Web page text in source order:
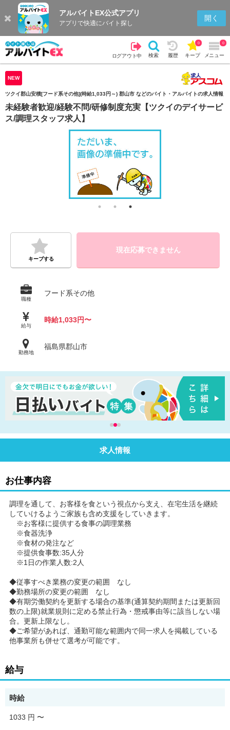
アルバイトEX公式アプリ
アプリで快適にバイト探し
開く
ログアウト中 検索 履歴 キープ
0
メニュー
0
検索 履歴
NEW
ツクイ郡山安積[フード系その他](時給1,033円～) 郡山市 などのバイト・アルバイトの求人情報
未経験者歓迎/経験不問/研修制度充実【ツクイのデイサービ
ス/調理スタッフ求人】
キープする
現在応募できません
職種
フード系その他
給与
時給1,033円〜
勤務地
福島県郡山市
求人情報
お仕事内容
調理を通して、お客様を食という視点から支え、在宅生活を継続
していけるようご家族も含め支援をしていきます。
※お客様に提供する食事の調理業務
※食器洗浄
※食材の発注など
※提供食事数:35人分
※1日の作業人数:2人
◆従事すべき業務の変更の範囲 なし
◆勤務場所の変更の範囲 なし
◆有期労働契約を更新する場合の基準(通算契約期間または更新回
数の上限)就業規則に定める禁止行為・懲戒事由等に該当しない場
合。更新上限なし。
◆ご希望があれば、通勤可能な範囲内で同一求人を掲載している
他事業所も併せて選考が可能です。
給与
時給
1033 円 〜